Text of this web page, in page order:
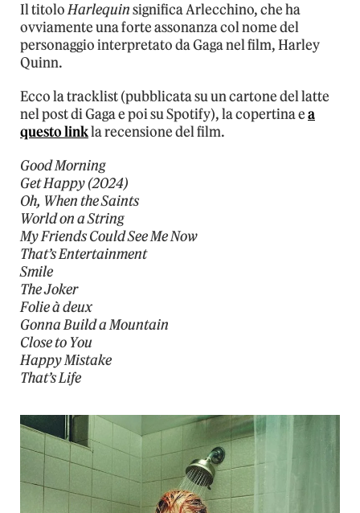
Il titoloHarlequinsignifica Arlecchino, che ha
ovviamente una forte assonanza col nome del
personaggio interpretato da Gaga nel film, Harley
Quinn.
Ecco la tracklist (pubblicata su un cartone del latte
nel post di Gaga e poi su Spotify), la copertina ea
questo linkla recensione del film.
Good Morning
Get Happy (2024)
Oh, When the Saints
World on a String
My Friends Could See Me Now
That’s Entertainment
Smile
The Joker
Folie à deux
Gonna Build a Mountain
Close to You
Happy Mistake
That’s Life